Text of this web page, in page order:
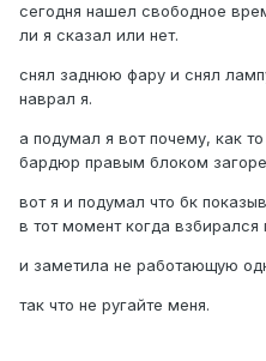
сегодня нашел свободное
ли я сказал или нет.
снял заднюю фару и снял
наврал я.
а подумал я вот почему, как
бардюр правым блоком
вот я и подумал что бк
в тот момент когда
и заметила не работающую
так что не ругайте меня.